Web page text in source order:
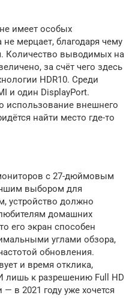
имеет особых
не мерцает, благодаря чему
Количество выводимых на
за счёт чего здесь
HDR10. Среди
и один DisplayPort.
использование внешнего
найти место где-то
с 27-дюймовым
выбором для
устройство должно
домашних
его экран способен
углами обзора,
обновления.
и время отклика,
лишь к разрешению Full HD
в 2021 году уже хочется